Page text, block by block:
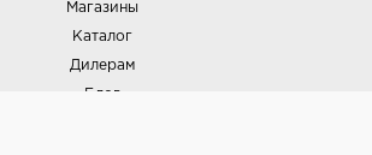
Магазины
Каталог
Дилерам
Блог